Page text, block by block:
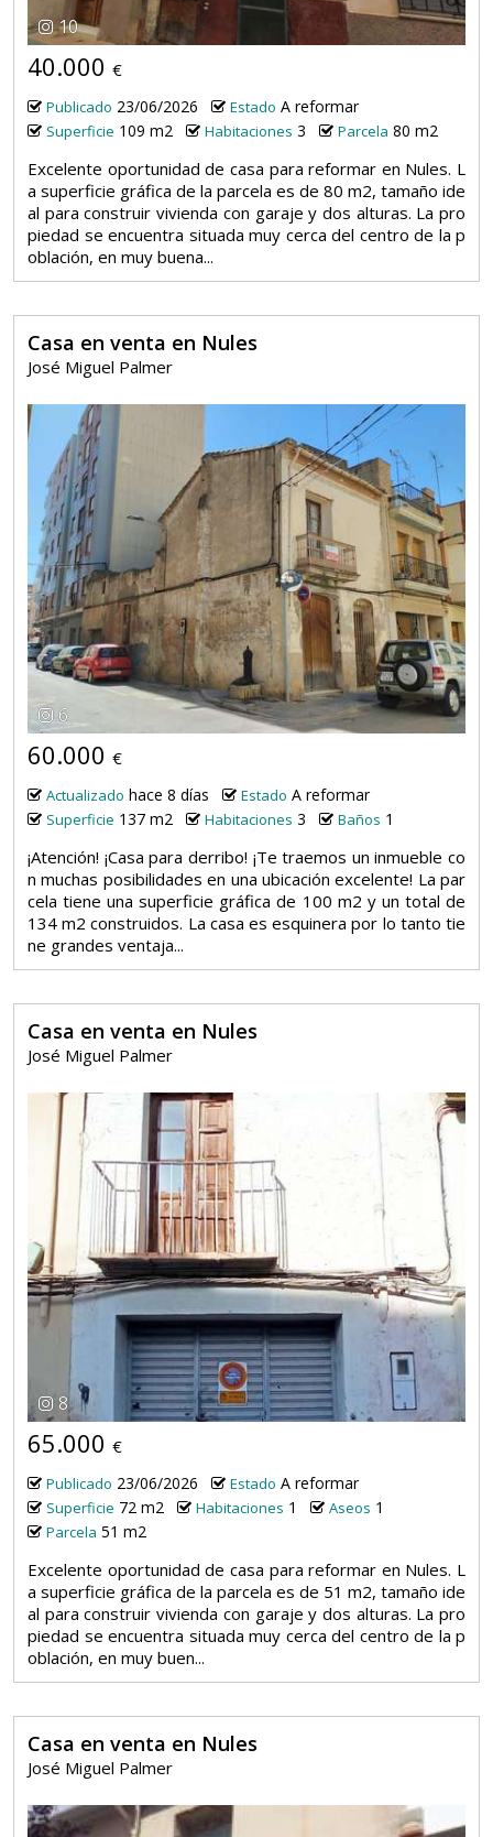
10
40.000 €
Publicado 23/06/2026 Estado A reformar
Superficie 109 m2 Habitaciones 3 Parcela 80 m2
Excelente oportunidad de casa para reformar en Nules. L
a superficie gráfica de la parcela es de 80 m2, tamaño ide
al para construir vivienda con garaje y dos alturas. La pro
piedad se encuentra situada muy cerca del centro de la p
oblación, en muy buena...
Casa en venta en Nules
José Miguel Palmer
6
60.000 €
Actualizado hace 8 días Estado A reformar
Superficie 137 m2 Habitaciones 3 Baños 1
¡Atención! ¡Casa para derribo! ¡Te traemos un inmueble co
n muchas posibilidades en una ubicación excelente! La par
cela tiene una superficie gráfica de 100 m2 y un total de
134 m2 construidos. La casa es esquinera por lo tanto tie
ne grandes ventaja...
Casa en venta en Nules
José Miguel Palmer
8
65.000 €
Publicado 23/06/2026 Estado A reformar
Superficie 72 m2 Habitaciones 1 Aseos 1
Parcela 51 m2
Excelente oportunidad de casa para reformar en Nules. L
a superficie gráfica de la parcela es de 51 m2, tamaño ide
al para construir vivienda con garaje y dos alturas. La pro
piedad se encuentra situada muy cerca del centro de la p
oblación, en muy buen...
Casa en venta en Nules
José Miguel Palmer